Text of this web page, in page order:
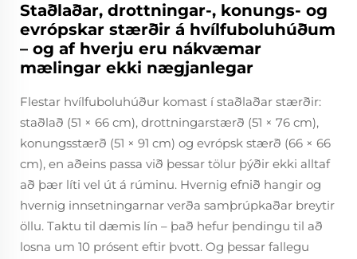
Staðlaðar, drottningar-, konungs- og
evrópskar stærðir á hvílfuboluhúðum
– og af hverju eru nákvæmar
mælingar ekki nægjanlegar
Flestar hvílfuboluhúður komast í staðlaðar stærðir:
staðlað (51 × 66 cm), drottningarstærð (51 × 76 cm),
konungsstærð (51 × 91 cm) og evrópsk stærð (66 × 66
cm), en aðeins passa við þessar tölur þýðir ekki alltaf
að þær líti vel út á rúminu. Hvernig efnið hangir og
hvernig innsetningarnar verða samþrúpkaðar breytir
öllu. Taktu til dæmis lín – það hefur þendingu til að
losna um 10 prósent eftir þvott. Og þessar fallegu